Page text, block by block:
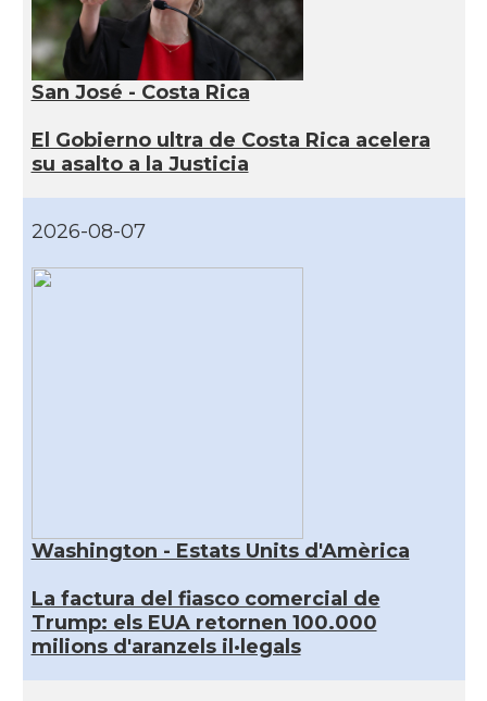
San José - Costa Rica
El Gobierno ultra de Costa Rica acelera
su asalto a la Justicia
2026-08-07
Washington - Estats Units d'Amèrica
La factura del fiasco comercial de
Trump: els EUA retornen 100.000
milions d'aranzels il·legals